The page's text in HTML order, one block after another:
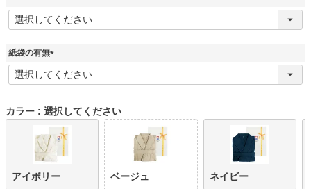
(
必
)紙袋の有無
(
必
)
カラー 選択してください
アイボリー ベージュ ネイビー